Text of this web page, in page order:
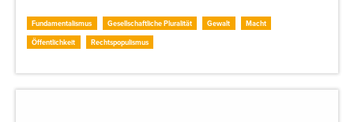
Fundamentalismus Gesellschaftliche Pluralität Gewalt
Macht
Öffentlichkeit
Rechtspopulismus